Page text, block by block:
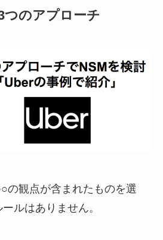
つのアプローチ
の観点が含まれたものを選
ルはありません。